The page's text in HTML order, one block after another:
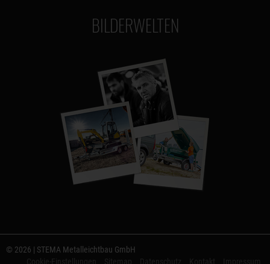
BILDERWELTEN
© 2026 | STEMA Metalleichtbau GmbH